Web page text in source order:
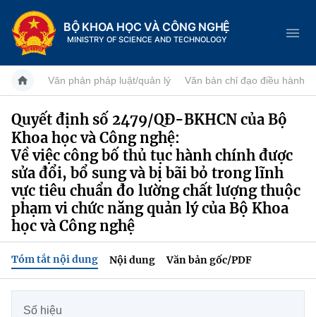
BỘ KHOA HỌC VÀ CÔNG NGHỆ
MINISTRY OF SCIENCE AND TECHNOLOGY
Danh mục
Trang chủ
Giới thiệu
Chức năng nhiệm vụ
Cơ cấu tổ chức
Tin tức sự kiện
Khoa học và Công nghệ
Dịch vụ công
Văn phản pháp luật/quản lý Văn bản chỉ đạo điều hành
Quyết định số 2479/QĐ-BKHCN của Bộ
Khoa học và Công nghệ:
Về việc công bố thủ tục hành chính được
sửa đổi, bổ sung và bị bãi bỏ trong lĩnh
vực tiêu chuẩn đo lường chất lượng thuộc
phạm vi chức năng quản lý của Bộ Khoa
học và Công nghệ
Tóm tắt nội dung Nội dung Văn bản gốc/PDF
Số hiệu